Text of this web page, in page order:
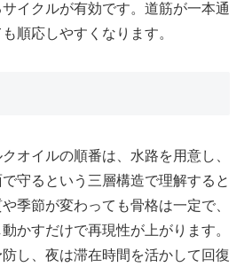
イクルが有効です。道筋が一本通
順応しやすくなります。
オイルの順番は、水路を用意し、
守るという三層構造で理解すると
季節が変わっても骨格は一定で、
かすだけで再現性が上がります。
し、夜は滞在時間を活かして回復